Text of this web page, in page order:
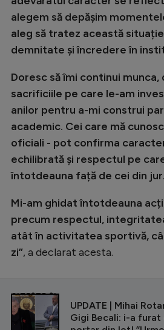
alegem să depășim
aleg să tratez această
demnitate și încredere în
Doresc să îmi continui munca,
sacrificiile pe care le-am
anilor pentru a-mi construi
academic. Cei care mă
oficiali - pot confirma
echilibrată și respectul pe
întotdeauna față de cei din jur.
Mi-am ghidat întotdeauna
precum respectul,
atât în activitatea sportivă,
zi”, a declarat acesta.
CITEȘTE ȘI
UPDATE | Mihai
Gigi Becali: i-a